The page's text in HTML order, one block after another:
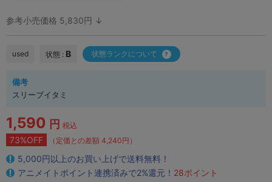
参考小売価格 5,830円 ↓
used 状態 : B 状態ランクについて
備考
スリーブイタミ
1,590 円 税込
73%OFF （定価との差額 4,240円）
5,000円以上のお買い上げで送料無料！
アニメイトポイント連携済みで2%還元！ 28ポイント